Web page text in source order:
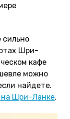
сильно
Шри-
кафе
можно
найдете.
на Шри-Ланке.